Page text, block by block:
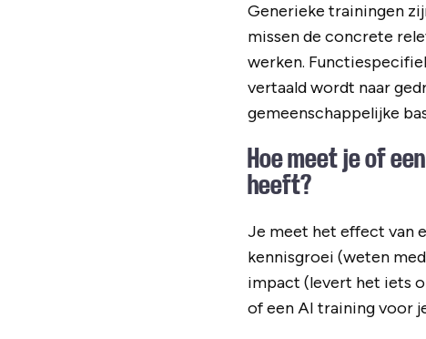
Generieke trainingen
missen de concrete
werken.
vertaald wordt naar
gemeenschappelijke
Hoe meet je of
heeft?
Je meet het effect van
kennisgroei (weten
impact (levert het iets
of een AI training voor